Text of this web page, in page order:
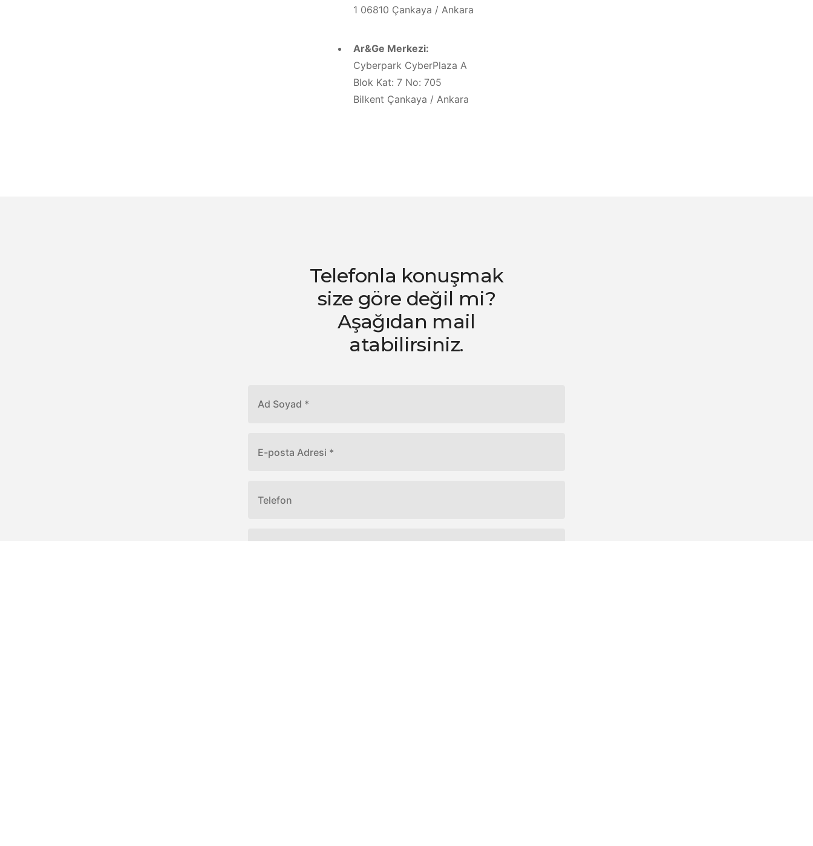
1 06810 Çankaya / Ankara
Ar&Ge Merkezi:
Cyberpark CyberPlaza A
Blok Kat: 7 No: 705
Bilkent Çankaya / Ankara
Telefonla konuşmak
size göre değil mi?
Aşağıdan mail
atabilirsiniz.